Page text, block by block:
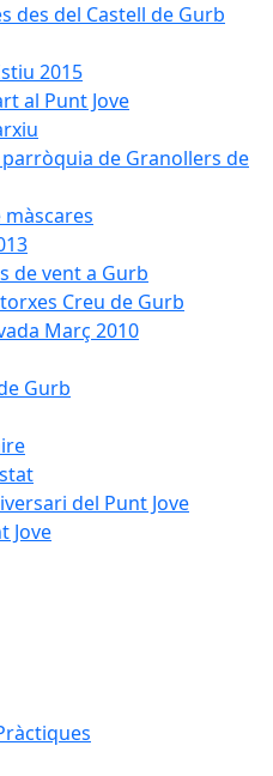
des del Castell de Gurb
2015
al Punt Jove
parròquia de Granollers de
de vent a Gurb
Creu de Gurb
Març 2010
Gurb
del Punt Jove
Jove